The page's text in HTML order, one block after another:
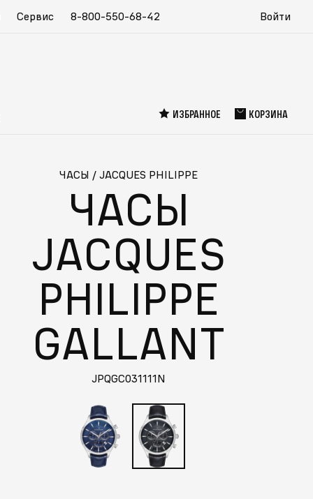
Сервис 8-800-550-68-42 Войти
ИЗБРАННОЕ КОРЗИНА
ЧАСЫ / JACQUES PHILIPPE
ЧАСЫ
JACQUES
PHILIPPE
GALLANT
JPQGC031111N